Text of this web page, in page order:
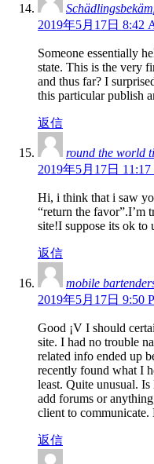
2019年5月17日 8:42
Someone essentially
state. This is the very
and thus far? I
this particular publish
返信
round the world
2019年5月17日
Hi, i think that i saw
“return the favor”.I’m
site!I suppose its ok to
返信
mobile
2019年5月17日 9:50
Good ¡V I should
site. I had no trouble
related info ended up
recently found what I
least. Quite unusual.
add forums or
client to communicate.
返信